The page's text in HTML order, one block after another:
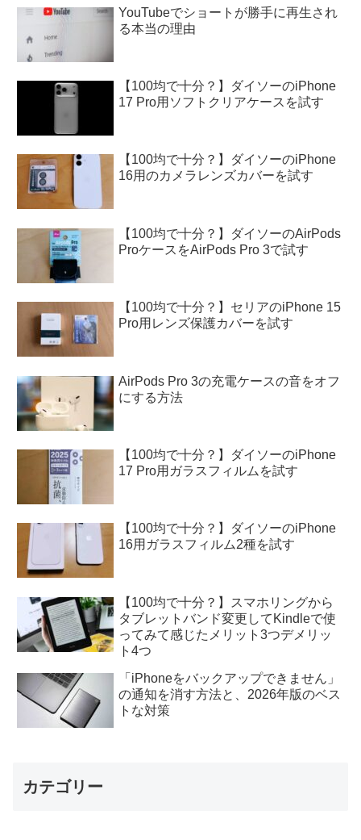
YouTubeでショートが勝手に再生され
る本当の理由
【100均で十分？】ダイソーのiPhone
17 Pro用ソフトクリアケースを試す
【100均で十分？】ダイソーのiPhone
16用のカメラレンズカバーを試す
【100均で十分？】ダイソーのAirPods
ProケースをAirPods Pro 3で試す
【100均で十分？】セリアのiPhone 15
Pro用レンズ保護カバーを試す
AirPods Pro 3の充電ケースの音をオフ
にする方法
【100均で十分？】ダイソーのiPhone
17 Pro用ガラスフィルムを試す
【100均で十分？】ダイソーのiPhone
16用ガラスフィルム2種を試す
【100均で十分？】スマホリングから
タブレットバンド変更してKindleで使
ってみて感じたメリット3つデメリッ
ト4つ
「iPhoneをバックアップできません」
の通知を消す方法と、2026年版のベス
トな対策
カテゴリー